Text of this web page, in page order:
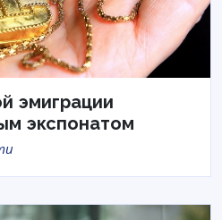
эмиграции
экспонатом